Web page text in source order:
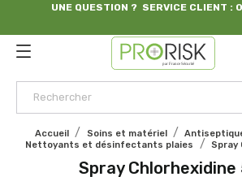
UNE QUESTION ? SERVICE CLIENT :
par France Sécurité
Accueil Soins et matériel
Nettoyants et désinfectants plaies
Spray
Spray Chlorhexidine